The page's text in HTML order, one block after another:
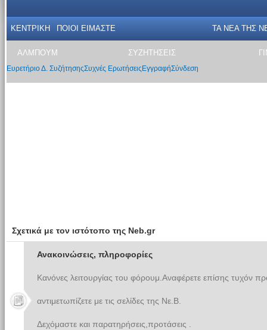
ΚΕΝΤΡΙΚΗ ΠΟΙΟΙ ΕΙΜΑΣΤΕ ΤΑ ΝΕΑ THΣ
ΑΛΜΠΟΥΜ ΣΥΖΗΤΗΣΕΙΣ
Ευρετήριο Δ. ΣυζήτησηςΣυχνές Ερωτήσεις ΕγγραφήΣύνδεση
Σχετικά με τον ιστότοπο της Neb.gr
Ανακοινώσεις, πληροφορίες
Κανόνες λειτουργίας του φόρουμ.Αναφέρετε επίσης τυχόν
αντιμετωπίζετε με τις σελίδες της Νε.Β.
Δεχόμαστε και παρατηρήσεις,προτάσεις .